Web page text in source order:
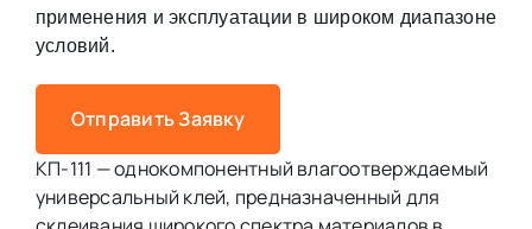
применения и эксплуатации в широком диапазоне
условий.
Отправить Заявку
КП-111 — однокомпонентный влагоотверждаемый
универсальный клей, предназначенный для